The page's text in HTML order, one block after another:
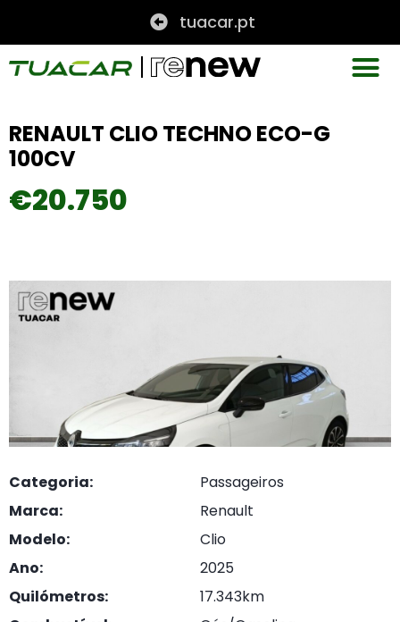
tuacar.pt
RENAULT CLIO TECHNO ECO-G
100CV
€20.750
Categoria:
Passageiros
Marca:
Renault
Modelo:
Clio
Ano:
2025
Quilómetros:
17.343km